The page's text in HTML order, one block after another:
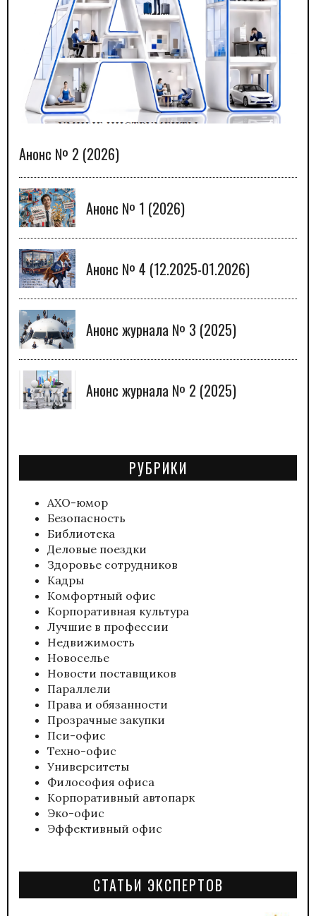
Анонс № 2 (2026)
Анонс № 1 (2026)
Анонс № 4 (12.2025-01.2026)
Анонс журнала № 3 (2025)
Анонс журнала № 2 (2025)
РУБРИКИ
АХО-юмор
Безопасность
Библиотека
Деловые поездки
Здоровье сотрудников
Кадры
Комфортный офис
Корпоративная культура
Лучшие в профессии
Недвижимость
Новоселье
Новости поставщиков
Параллели
Права и обязанности
Прозрачные закупки
Пси-офис
Техно-офис
Университеты
Философия офиса
Корпоративный автопарк
Эко-офис
Эффективный офис
СТАТЬИ ЭКСПЕРТОВ